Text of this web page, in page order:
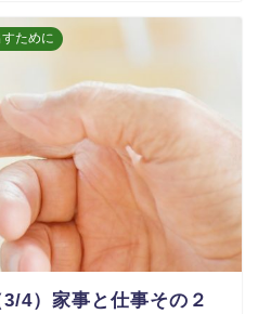
ために
4）家事と仕事その２